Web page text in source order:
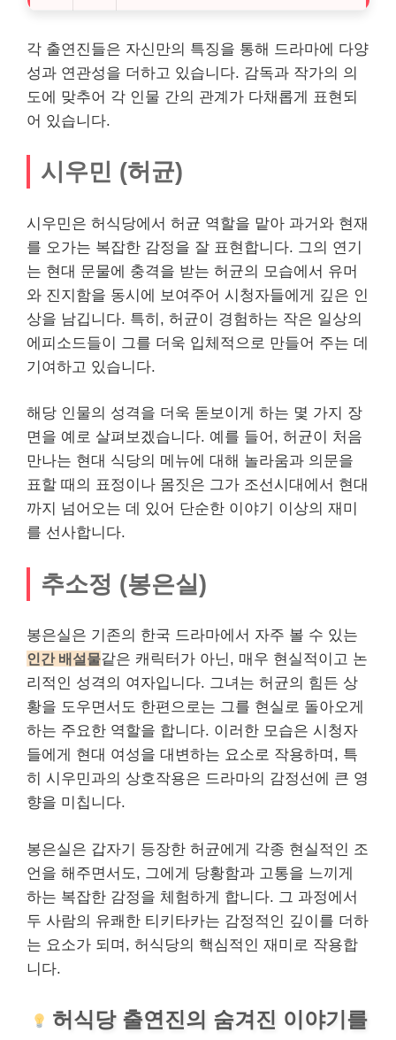
각 출연진들은 자신만의 특징을 통해 드라마에 다양
성과 연관성을 더하고 있습니다. 감독과 작가의 의
도에 맞추어 각 인물 간의 관계가 다채롭게 표현되
어 있습니다.
시우민 (허균)
시우민은 허식당에서 허균 역할을 맡아 과거와 현재
를 오가는 복잡한 감정을 잘 표현합니다. 그의 연기
는 현대 문물에 충격을 받는 허균의 모습에서 유머
와 진지함을 동시에 보여주어 시청자들에게 깊은 인
상을 남깁니다. 특히, 허균이 경험하는 작은 일상의
에피소드들이 그를 더욱 입체적으로 만들어 주는 데
기여하고 있습니다.
해당 인물의 성격을 더욱 돋보이게 하는 몇 가지 장
면을 예로 살펴보겠습니다. 예를 들어, 허균이 처음
만나는 현대 식당의 메뉴에 대해 놀라움과 의문을
표할 때의 표정이나 몸짓은 그가 조선시대에서 현대
까지 넘어오는 데 있어 단순한 이야기 이상의 재미
를 선사합니다.
추소정 (봉은실)
봉은실은 기존의 한국 드라마에서 자주 볼 수 있는
인간 배설물같은 캐릭터가 아닌, 매우 현실적이고 논
리적인 성격의 여자입니다. 그녀는 허균의 힘든 상
황을 도우면서도 한편으로는 그를 현실로 돌아오게
하는 주요한 역할을 합니다. 이러한 모습은 시청자
들에게 현대 여성을 대변하는 요소로 작용하며, 특
히 시우민과의 상호작용은 드라마의 감정선에 큰 영
향을 미칩니다.
봉은실은 갑자기 등장한 허균에게 각종 현실적인 조
언을 해주면서도, 그에게 당황함과 고통을 느끼게
하는 복잡한 감정을 체험하게 합니다. 그 과정에서
두 사람의 유쾌한 티키타카는 감정적인 깊이를 더하
는 요소가 되며, 허식당의 핵심적인 재미로 작용합
니다.
허식당 출연진의 숨겨진 이야기를